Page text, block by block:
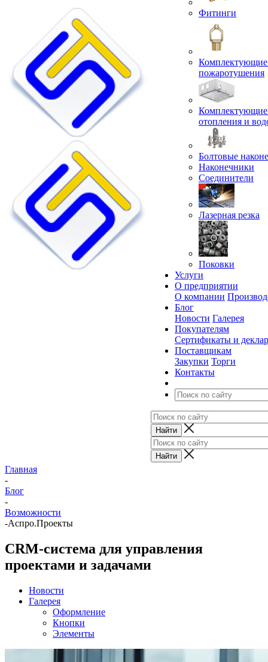
Фитинги
Комплектующие
пожаротушения
Комплектующие
отопления и
Болтовые
Наконечники
Соединители
Лазерная резка
Поковки
Услуги
О предприятии
О компании
Блог
Новости Галерея
Покупателям
Сертификаты и
Поставщикам
Закупки Торги
Контакты
Главная
-
Блог
-
Возможности
-Аспро.Проекты
CRM-система для управления
проектами и задачами
Новости
Галерея
Оформление
Кнопки
Элементы